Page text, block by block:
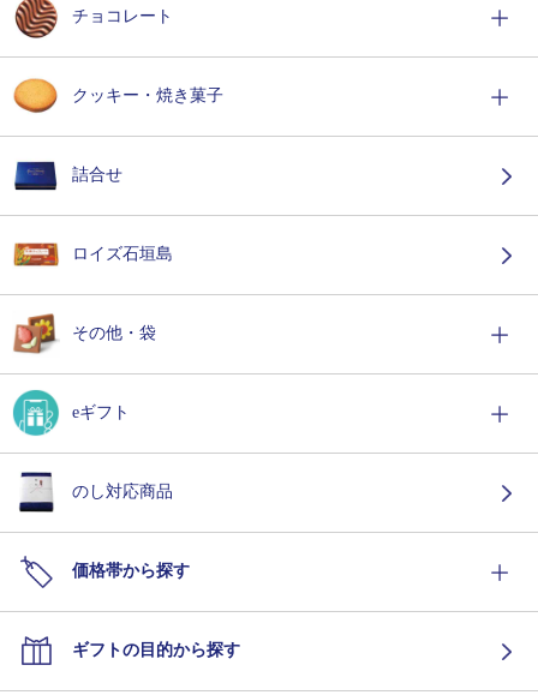
チョコレート
クッキー・焼き菓子
詰合せ
ロイズ石垣島
その他・袋
eギフト
のし対応商品
価格帯から探す
ギフトの目的から探す